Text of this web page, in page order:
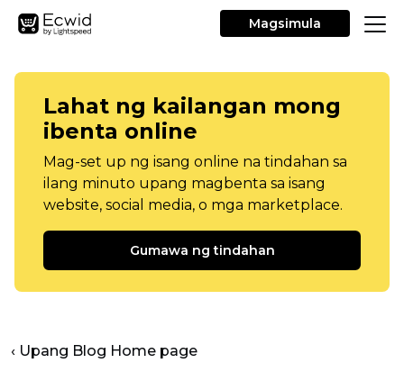
Magsimula
Lahat ng kailangan mong
ibenta online
Mag-set up ng isang online na tindahan sa
ilang minuto upang magbenta sa isang
website, social media, o mga marketplace.
Gumawa ng tindahan
‹ Upang Blog Home page